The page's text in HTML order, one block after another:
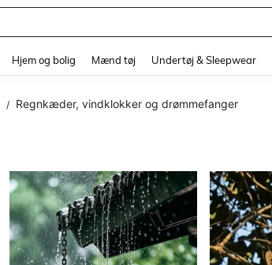
Hjem og bolig Mænd tøj Undertøj & Sleepwear
/ Regnkæder, vindklokker og drømmefanger